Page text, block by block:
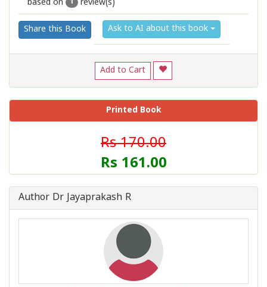
2
1
based on
1 review(s)
Share this Book Ask to AI about this book
Add to Cart
Printed Book
Rs 170.00
Rs 161.00
Author Dr Jayaprakash R